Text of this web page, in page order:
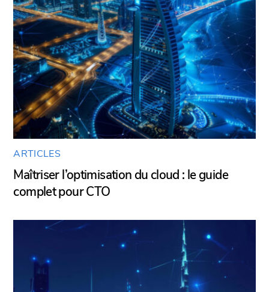
ARTICLES
Maîtriser l’optimisation du cloud : le guide
complet pour CTO